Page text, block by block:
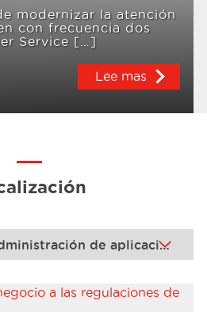
modernizar la atención
con frecuencia dos
Service […]
Lee mas